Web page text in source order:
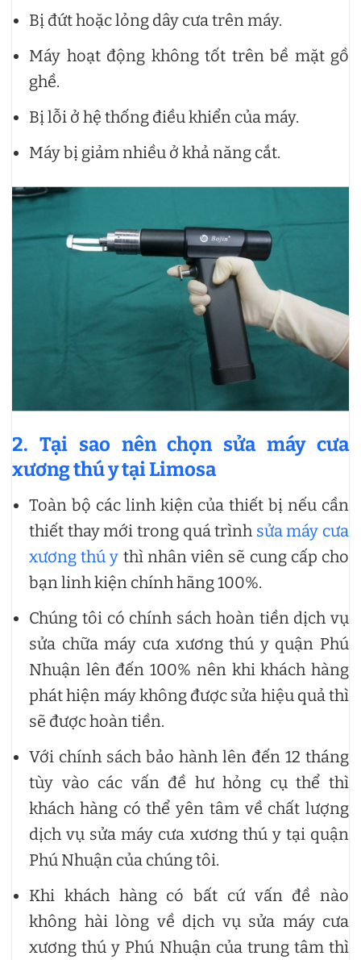
Bị đứt hoặc lỏng dây cưa trên máy.
Máy hoạt động không tốt trên bề mặt gồ
ghề.
Bị lỗi ở hệ thống điều khiển của máy.
Máy bị giảm nhiều ở khả năng cắt.
2. Tại sao nên chọn sửa máy cưa
xương thú y tại Limosa
Toàn bộ các linh kiện của thiết bị nếu cần
thiết thay mới trong quá trình sửa máy cưa
xương thú y thì nhân viên sẽ cung cấp cho
bạn linh kiện chính hãng 100%.
Chúng tôi có chính sách hoàn tiền dịch vụ
sửa chữa máy cưa xương thú y quận Phú
Nhuận lên đến 100% nên khi khách hàng
phát hiện máy không được sửa hiệu quả thì
sẽ được hoàn tiền.
Với chính sách bảo hành lên đến 12 tháng
tùy vào các vấn đề hư hỏng cụ thể thì
khách hàng có thể yên tâm về chất lượng
dịch vụ sửa máy cưa xương thú y tại quận
Phú Nhuận của chúng tôi.
Khi khách hàng có bất cứ vấn đề nào
không hài lòng về dịch vụ sửa máy cưa
xương thú y Phú Nhuận của trung tâm thì